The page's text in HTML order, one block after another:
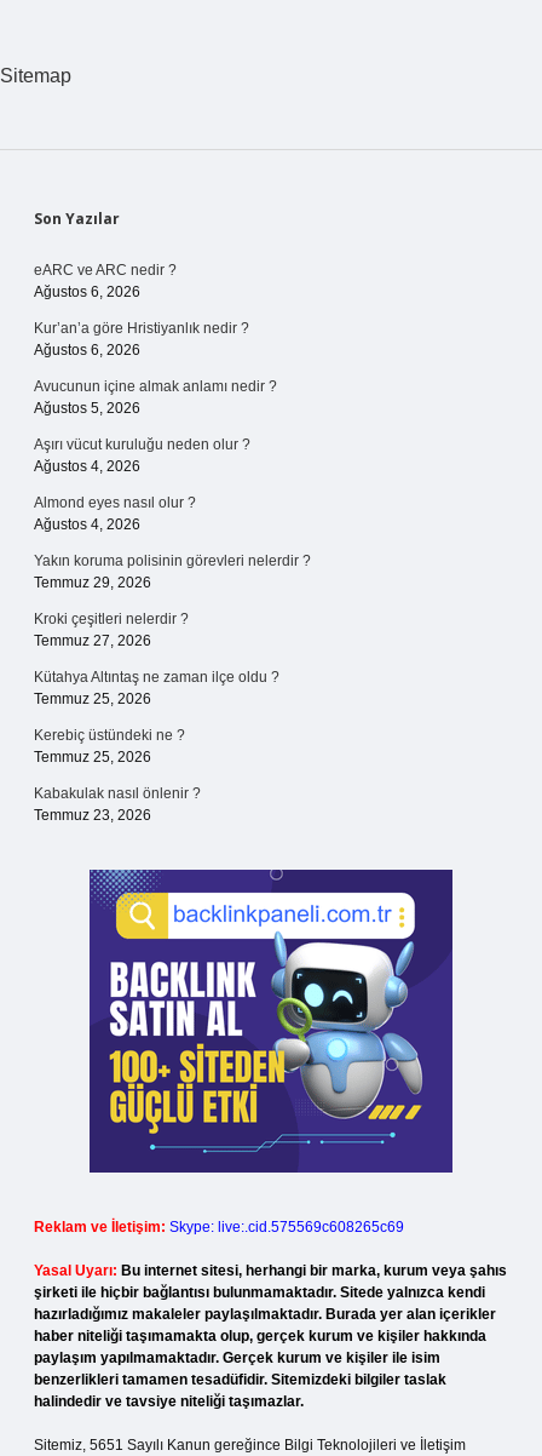
Sitemap
Sidebar
Son Yazılar
eARC ve ARC nedir ?
Ağustos 6, 2026
Kur’an’a göre Hristiyanlık nedir ?
Ağustos 6, 2026
Avucunun içine almak anlamı nedir ?
Ağustos 5, 2026
Aşırı vücut kuruluğu neden olur ?
Ağustos 4, 2026
Almond eyes nasıl olur ?
Ağustos 4, 2026
Yakın koruma polisinin görevleri nelerdir ?
Temmuz 29, 2026
Kroki çeşitleri nelerdir ?
Temmuz 27, 2026
Kütahya Altıntaş ne zaman ilçe oldu ?
Temmuz 25, 2026
Kerebiç üstündeki ne ?
Temmuz 25, 2026
Kabakulak nasıl önlenir ?
Temmuz 23, 2026
Reklam ve İletişim: Skype: live:.cid.575569c608265c69
Yasal Uyarı: Bu internet sitesi, herhangi bir marka, kurum veya şahıs
şirketi ile hiçbir bağlantısı bulunmamaktadır. Sitede yalnızca kendi
hazırladığımız makaleler paylaşılmaktadır. Burada yer alan içerikler
haber niteliği taşımamakta olup, gerçek kurum ve kişiler hakkında
paylaşım yapılmamaktadır. Gerçek kurum ve kişiler ile isim
benzerlikleri tamamen tesadüfidir. Sitemizdeki bilgiler taslak
halindedir ve tavsiye niteliği taşımazlar.
Sitemiz, 5651 Sayılı Kanun gereğince Bilgi Teknolojileri ve İletişim